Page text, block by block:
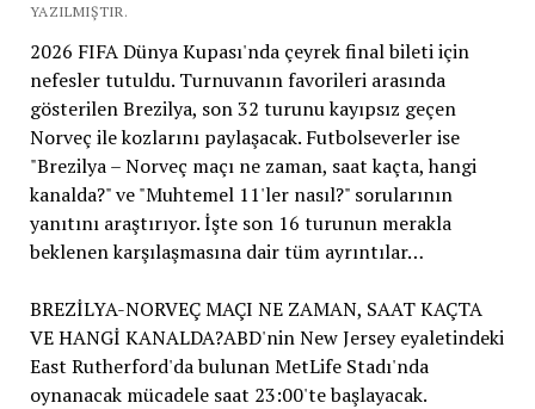
YAZILMIŞTIR.
2026 FIFA Dünya Kupası'nda çeyrek final bileti için
nefesler tutuldu. Turnuvanın favorileri arasında
gösterilen Brezilya, son 32 turunu kayıpsız geçen
Norveç ile kozlarını paylaşacak. Futbolseverler ise
"Brezilya – Norveç maçı ne zaman, saat kaçta, hangi
kanalda?" ve "Muhtemel 11'ler nasıl?" sorularının
yanıtını araştırıyor. İşte son 16 turunun merakla
beklenen karşılaşmasına dair tüm ayrıntılar…
BREZİLYA-NORVEÇ MAÇI NE ZAMAN, SAAT KAÇTA
VE HANGİ KANALDA?ABD'nin New Jersey eyaletindeki
East Rutherford'da bulunan MetLife Stadı'nda
oynanacak mücadele saat 23:00'te başlayacak.